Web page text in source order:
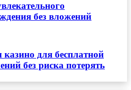
без вложений
для бесплатной
без риска потерять